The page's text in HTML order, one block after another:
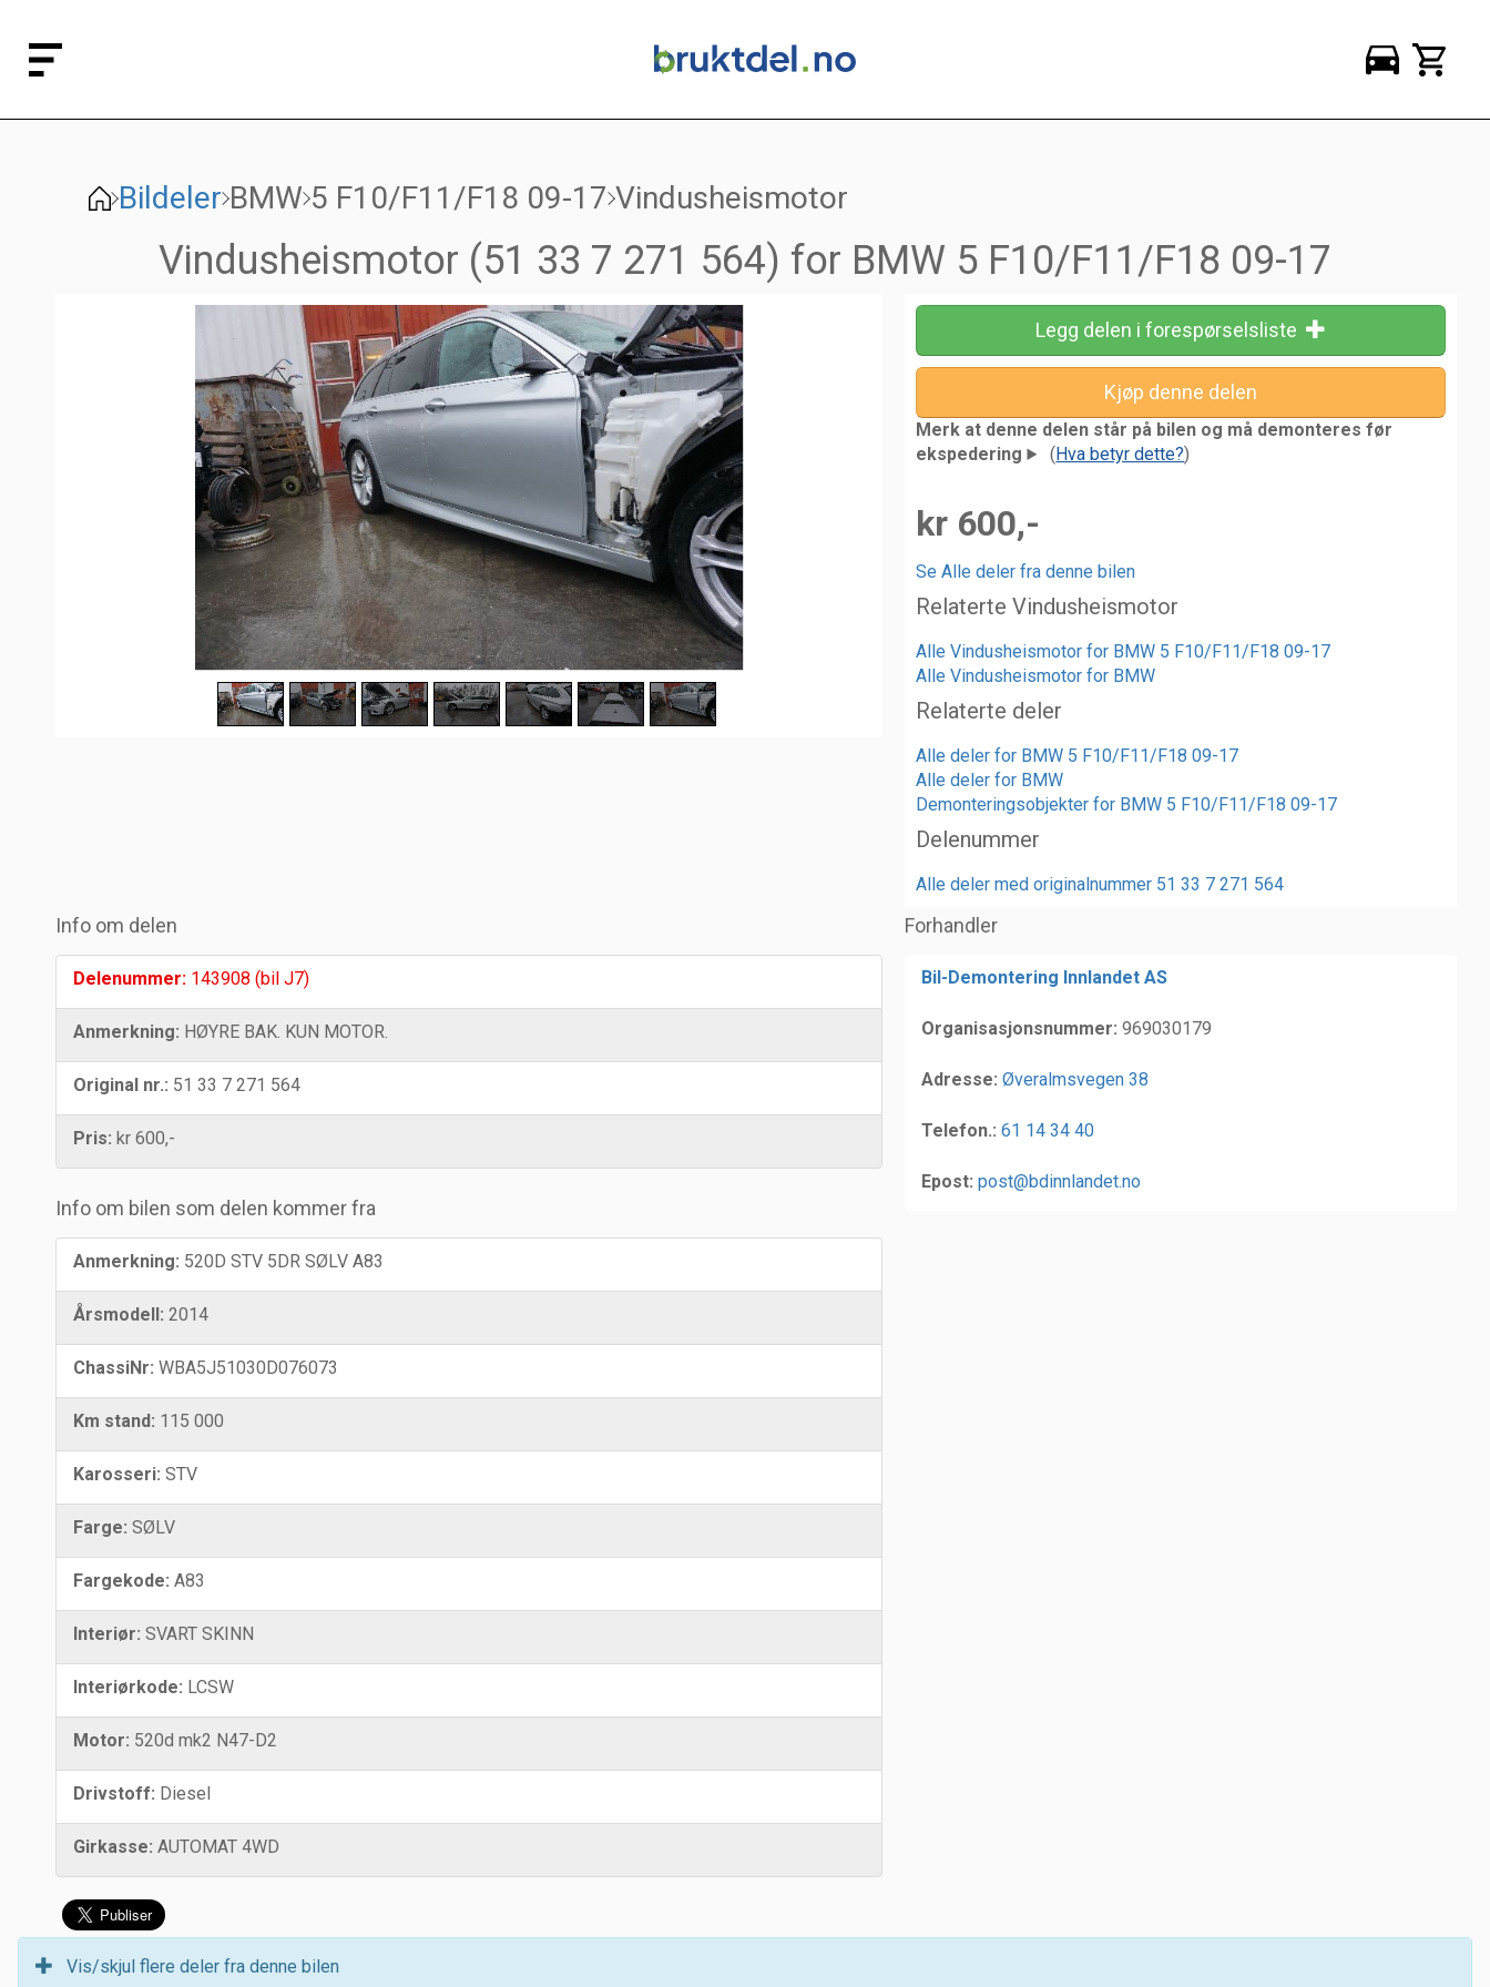
Bildeler BMW 5 F10/F11/F18 09-17 Vindusheismotor
Vindusheismotor (51 33 7 271 564) for BMW 5 F10/F11/F18 09-17
Legg delen i forespørselsliste
Merk at denne delen står på bilen og må demonteres før
ekspedering
(Hva betyr dette?)
kr 600,-
Se Alle deler fra denne bilen
Relaterte Vindusheismotor
Alle Vindusheismotor for BMW 5 F10/F11/F18 09-17
Alle Vindusheismotor for BMW
Relaterte deler
Alle deler for BMW 5 F10/F11/F18 09-17
Alle deler for BMW
Demonteringsobjekter for BMW 5 F10/F11/F18 09-17
Delenummer
Alle deler med originalnummer 51 33 7 271 564
Forhandler
Bil-Demontering Innlandet AS
Organisasjonsnummer: 969030179
Adresse: Øveralmsvegen 38
Telefon.: 61 14 34 40
Epost: post@bdinnlandet.no
Info om delen
Delenummer: 143908 (bil J7)
Anmerkning: HØYRE BAK. KUN MOTOR.
Original nr.: 51 33 7 271 564
Pris: kr 600,-
Info om bilen som delen kommer fra
Anmerkning: 520D STV 5DR SØLV A83
Årsmodell: 2014
ChassiNr: WBA5J51030D076073
Km stand: 115 000
Karosseri: STV
Farge: SØLV
Fargekode: A83
Interiør: SVART SKINN
Interiørkode: LCSW
Motor: 520d mk2 N47-D2
Drivstoff: Diesel
Girkasse: AUTOMAT 4WD
Vis/skjul flere deler fra denne bilen